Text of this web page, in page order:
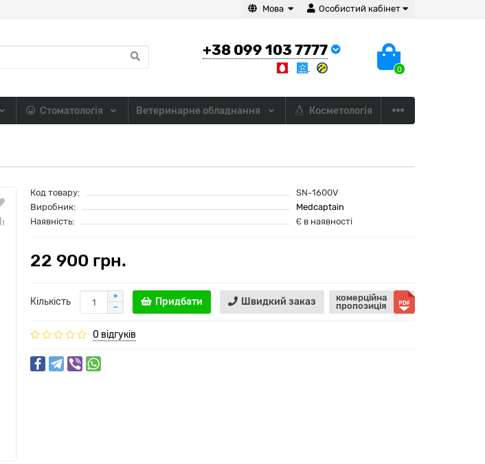
Особистий кабінет
Мова
+38 099 103 7777
0
Стоматологія Ветеринарне обладнання Косметологія
Код товару:
SN-1600V
Виробник:
Medcaptain
Наявність:
Є в наявності
22 900 грн.
Кількість Придбати Швидкий заказ
комерційна
пропозиція
0 відгуків